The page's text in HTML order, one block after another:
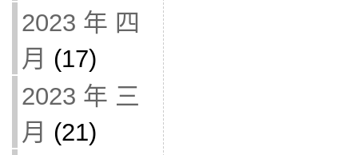
2023 年 四
月 (17)
2023 年 三
月 (21)